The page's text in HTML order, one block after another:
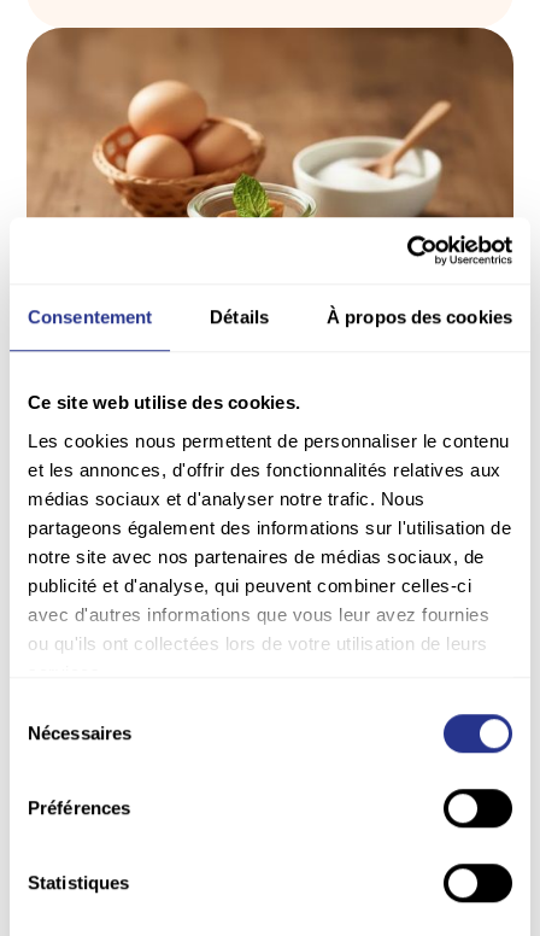
Consentement Détails À propos des cookies
Ce site web utilise des cookies.
Les cookies nous permettent de personnaliser le contenu
et les annonces, d'offrir des fonctionnalités relatives aux
médias sociaux et d'analyser notre trafic. Nous
partageons également des informations sur l'utilisation de
notre site avec nos partenaires de médias sociaux, de
publicité et d'analyse, qui peuvent combiner celles-ci
avec d'autres informations que vous leur avez fournies
ou qu'ils ont collectées lors de votre utilisation de leurs
Nécessaires
Préférences
Statistiques
Surgelé
Panna Cotta
Un dessert onctueux à base de crème
saveurs chaudes pour un pur moment de
Café lit caramel